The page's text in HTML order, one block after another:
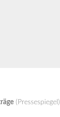
(Pressespiegel)